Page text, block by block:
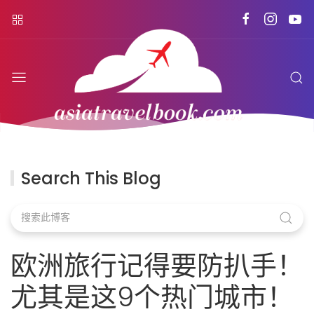
Search This Blog
欧洲旅行记得要防扒手！
尤其是这9个热门城市！